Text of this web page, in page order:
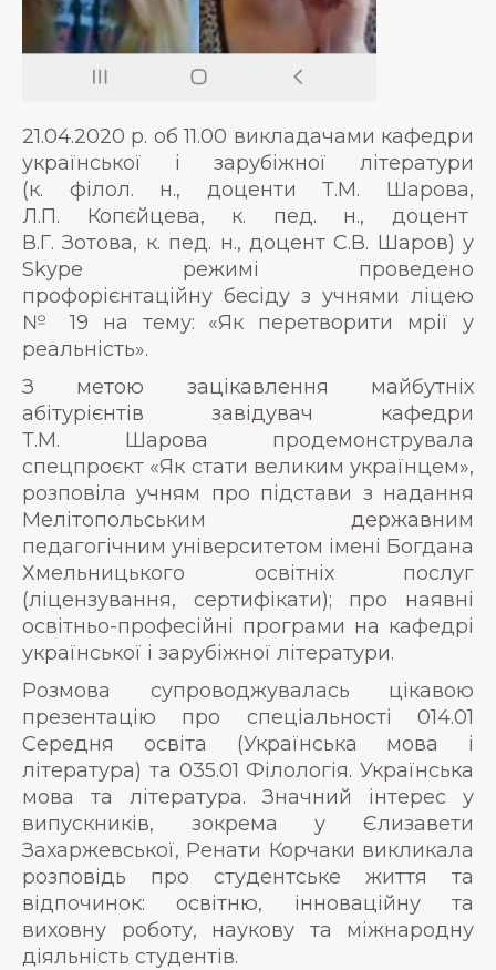
21.04.2020 р. об 11.00 викладачами кафедри
української і зарубіжної літератури
(к. філол. н., доценти Т.М. Шарова,
Л.П. Копєйцева, к. пед. н., доцент
В.Г. Зотова, к. пед. н., доцент С.В. Шаров) у
Skype режимі проведено
профорієнтаційну бесіду з учнями ліцею
№ 19 на тему: «Як перетворити мрії у
реальність».
З метою зацікавлення майбутніх
абітурієнтів завідувач кафедри
Т.М. Шарова продемонструвала
спецпроєкт «Як стати великим українцем»,
розповіла учням про підстави з надання
Мелітопольським державним
педагогічним університетом імені Богдана
Хмельницького освітніх послуг
(ліцензування, сертифікати); про наявні
освітньо-професійні програми на кафедрі
української і зарубіжної літератури.
Розмова супроводжувалась цікавою
презентацію про спеціальності 014.01
Середня освіта (Українська мова і
література) та 035.01 Філологія. Українська
мова та література. Значний інтерес у
випускників, зокрема у Єлизавети
Захаржевської, Ренати Корчаки викликала
розповідь про студентське життя та
відпочинок: освітню, інноваційну та
виховну роботу, наукову та міжнародну
діяльність студентів.